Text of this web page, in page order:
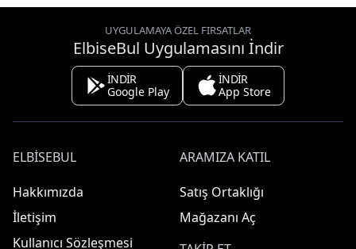
UYGULAMAYA ÖZEL FIRSATLAR
ElbiseBul Uygulamasını İndir
İNDİR
Google Play
İNDİR
App Store
ELBISEBUL
Hakkımızda
İletişim
Kullanıcı Sözleşmesi
ARAMIZA KATIL
Satış Ortaklığı
Mağazanı Aç